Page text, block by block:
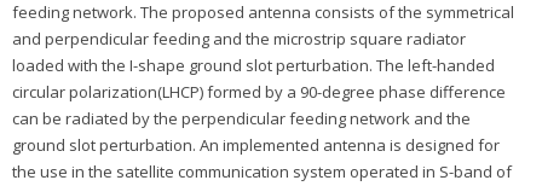
feeding network. The proposed antenna consists of the symmetrical
and perpendicular feeding and the microstrip square radiator
loaded with the I-shape ground slot perturbation. The left-handed
circular polarization(LHCP) formed by a 90-degree phase difference
can be radiated by the perpendicular feeding network and the
ground slot perturbation. An implemented antenna is designed for
the use in the satellite communication system operated in S-band of